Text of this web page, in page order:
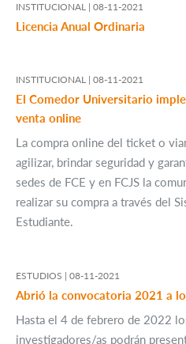
INSTITUCIONAL | 08-11-2021
Licencia Anual Ordinaria
INSTITUCIONAL | 08-11-2021
El Comedor Universitario
venta online
La compra online del ticket o
agilizar, brindar seguridad y
sedes de FCE y en FCJS la
realizar su compra a través del
Estudiante.
ESTUDIOS | 08-11-2021
Abrió la convocatoria 2021 a
Hasta el 4 de febrero de 2022
investigadores/as podrán